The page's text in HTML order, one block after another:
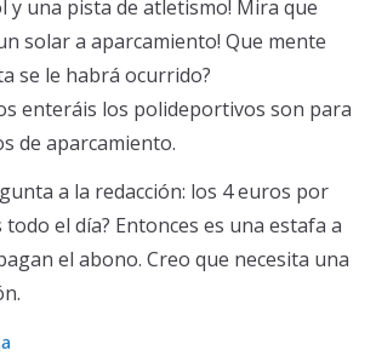
y una pista de atletismo! Mira que
solar a aparcamiento! Que mente
se le habrá ocurrido?
enteráis los polideportivos son para
de aparcamiento.
a la redacción: los 4 euros por
todo el día? Entonces es una estafa a
el abono. Creo que necesita una